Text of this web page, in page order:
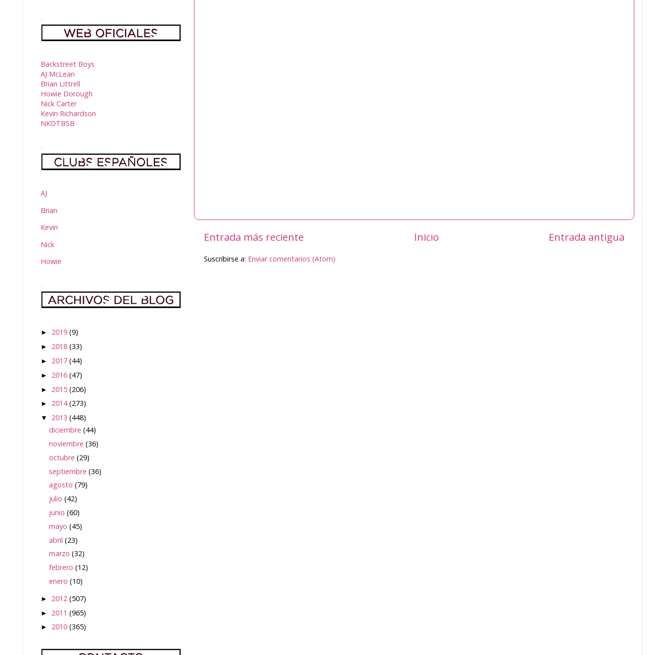
Entrada más reciente Entrada antigua
Inicio
Suscribirse a: Enviar comentarios (Atom)
.
Backstreet Boys
AJ McLean
Brian Littrell
Howie Dorough
Nick Carter
Kevin Richardson
NKOTBSB
.
AJ
Brian
Kevin
Nick
Howie
.
► 2019 (9)
► 2018 (33)
► 2017 (44)
► 2016 (47)
► 2015 (206)
► 2014(273)
▼ 2013 (448)
diciembre(44)
noviembre(36)
octubre(29)
septiembre(36)
agosto(79)
julio(42)
junio(60)
mayo(45)
abril(23)
marzo(32)
febrero(12)
enero(10)
► 2012 (507)
► 2011 (965)
► 2010 (365)